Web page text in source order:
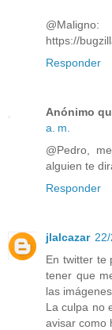
https://
Responder
Anónimo
a. m.
@Pedro,
alguien te
Responder
jlalcazar
En twitter te
tener que
las
La culpa no
avisar como